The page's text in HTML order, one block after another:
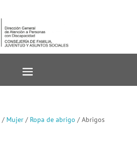
/ Mujer/ Ropa de abrigo / Abrigos